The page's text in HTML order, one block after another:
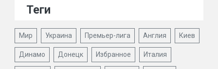
Теги
Мир Украина Премьер-лига Англия Киев
Динамо Донецк Избранное Италия